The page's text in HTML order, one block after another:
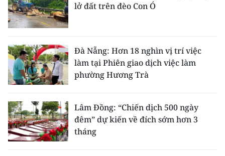
lở đất trên đèo Con Ó
Đà Nẵng: Hơn 18 nghìn vị trí việc
làm tại Phiên giao dịch việc làm
phường Hương Trà
Lâm Đồng: “Chiến dịch 500 ngày
đêm” dự kiến về đích sớm hơn 3
tháng